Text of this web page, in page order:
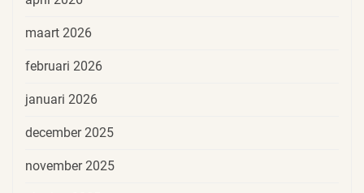
maart 2026
februari 2026
januari 2026
december 2025
november 2025